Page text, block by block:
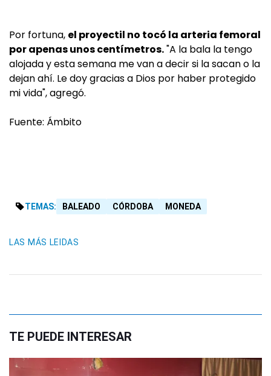
Por fortuna, el proyectil no tocó la arteria femoral
por apenas unos centímetros."A la bala la tengo
alojada y esta semana me van a decir si la sacan o la
dejan ahí. Le doy gracias a Dios por haber protegido
mi vida", agregó.
Fuente: Ámbito
TEMAS: BALEADO CÓRDOBA MONEDA
LAS MÁS LEIDAS
TE PUEDE INTERESAR